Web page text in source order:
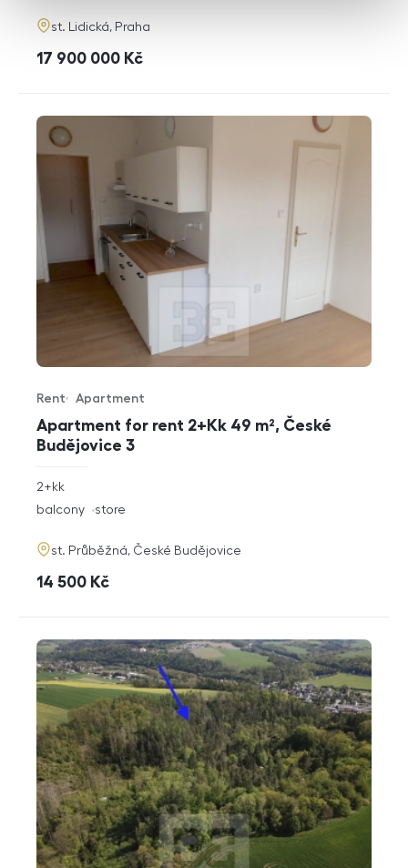
adresa
st. Lidická, Praha
cena
17 900 000 Kč
Apartment for rent 2+Kk 49 m², České
Budějovice 3
Offer type
Rent
Property type
Apartment
rozměry
2+kk
funkce
balcony store
adresa
st. Průběžná, České Budějovice
cena
14 500 Kč